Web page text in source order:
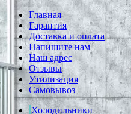
Главная
Гарантия
Доставка и оплата
Напишите нам
Наш адрес
Отзывы
Утилизация
Самовывоз
Холодильники